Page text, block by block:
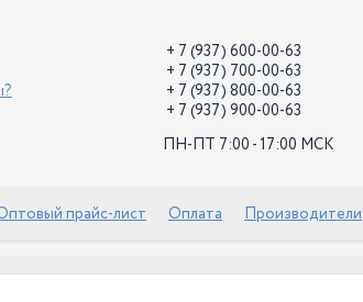
+ 7 (937) 600-00-63
+ 7 (937) 700-00-63
+ 7 (937) 800-00-63
+ 7 (937) 900-00-63
ПН-ПТ 7:00 - 17:00 МСК
прайс-лист Оплата Производители